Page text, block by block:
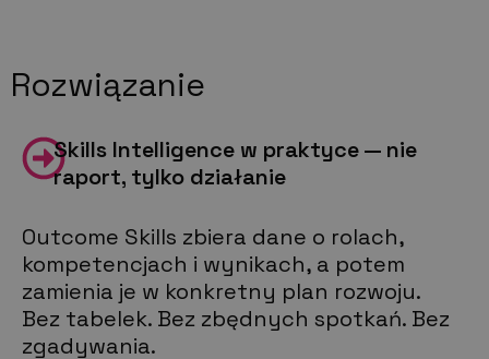
Rozwiązanie
Skills Intelligence w praktyce — nie
raport, tylko działanie
Outcome Skills zbiera dane o rolach,
kompetencjach i wynikach, a potem
zamienia je w konkretny plan rozwoju.
Bez tabelek. Bez zbędnych spotkań. Bez
zgadywania.